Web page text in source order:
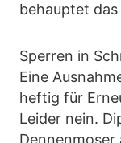
behauptet das
Sperren in
Eine
heftig für
Leider nein.